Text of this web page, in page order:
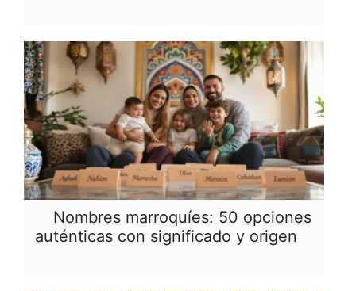
Nombres marroquíes: 50 opciones
auténticas con significado y origen